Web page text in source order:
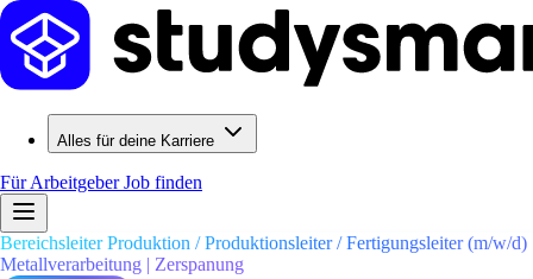
Alles für deine Karriere
Für ArbeitgeberJob finden
Bereichsleiter Produktion / Produktionsleiter / Fertigungsleiter (m/w/d)
Metallverarbeitung | Zerspanung